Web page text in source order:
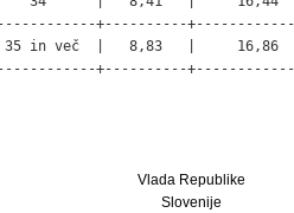
Vlada Republike
Slovenije